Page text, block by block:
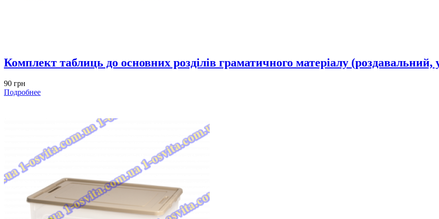
Комплект таблиць до основних розділів граматичного матеріалу (роздавальний,
90 грн
Подробнее